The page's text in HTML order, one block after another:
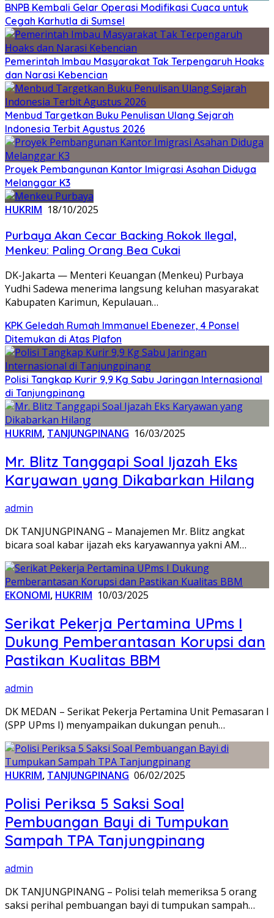
BNPB Kembali Gelar Operasi Modifikasi Cuaca untuk
Cegah Karhutla di Sumsel
Pemerintah Imbau Masyarakat Tak Terpengaruh Hoaks
dan Narasi Kebencian
Menbud Targetkan Buku Penulisan Ulang Sejarah
Indonesia Terbit Agustus 2026
Proyek Pembangunan Kantor Imigrasi Asahan Diduga
Melanggar K3
HUKRIM 18/10/2025
Purbaya Akan Cecar Backing Rokok Ilegal,
Menkeu: Paling Orang Bea Cukai
DK-Jakarta — Menteri Keuangan (Menkeu) Purbaya
Yudhi Sadewa menerima langsung keluhan masyarakat
Kabupaten Karimun, Kepulauan…
KPK Geledah Rumah Immanuel Ebenezer, 4 Ponsel
Ditemukan di Atas Plafon
Polisi Tangkap Kurir 9,9 Kg Sabu Jaringan Internasional
di Tanjungpinang
HUKRIM, TANJUNGPINANG 16/03/2025
Mr. Blitz Tanggapi Soal Ijazah Eks
Karyawan yang Dikabarkan Hilang
admin
DK TANJUNGPINANG – Manajemen Mr. Blitz angkat
bicara soal kabar ijazah eks karyawannya yakni AM…
EKONOMI, HUKRIM 10/03/2025
Serikat Pekerja Pertamina UPms I
Dukung Pemberantasan Korupsi dan
Pastikan Kualitas BBM
admin
DK MEDAN – Serikat Pekerja Pertamina Unit Pemasaran I
(SPP UPms I) menyampaikan dukungan penuh…
HUKRIM, TANJUNGPINANG 06/02/2025
Polisi Periksa 5 Saksi Soal
Pembuangan Bayi di Tumpukan
Sampah TPA Tanjungpinang
admin
DK TANJUNGPINANG – Polisi telah memeriksa 5 orang
saksi perihal pembuangan bayi di tumpukan sampah…